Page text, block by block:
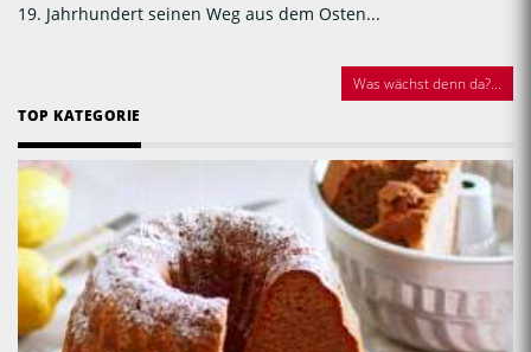
19. Jahrhundert seinen Weg aus dem Osten...
Was wächst denn da?...
TOP KATEGORIE